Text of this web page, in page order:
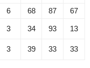
6 68 87 67
3 34 93 13
3 39 33 33